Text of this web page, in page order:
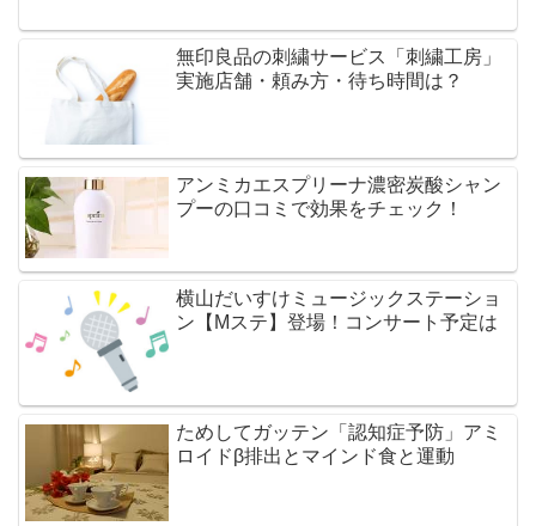
無印良品の刺繍サービス「刺繍工房」
実施店舗・頼み方・待ち時間は？
アンミカエスプリーナ濃密炭酸シャン
プーの口コミで効果をチェック！
横山だいすけミュージックステーショ
ン【Mステ】登場！コンサート予定は
ためしてガッテン「認知症予防」アミ
ロイドβ排出とマインド食と運動